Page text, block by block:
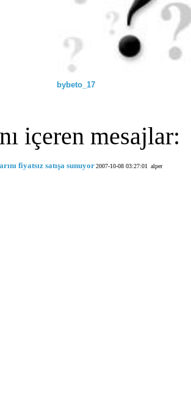
bybeto_17
içeren mesajlar:
fiyatsız satışa sunuyor2007-10-08 03:27:01 alper